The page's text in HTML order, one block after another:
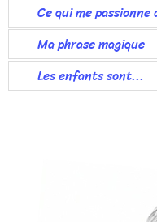
Ce qui me
Ma phrase magique
Les enfants sont...